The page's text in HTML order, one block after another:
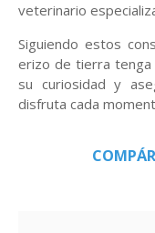
veterinario
Siguiendo estos
erizo de tierra tenga
su curiosidad y
disfruta cada